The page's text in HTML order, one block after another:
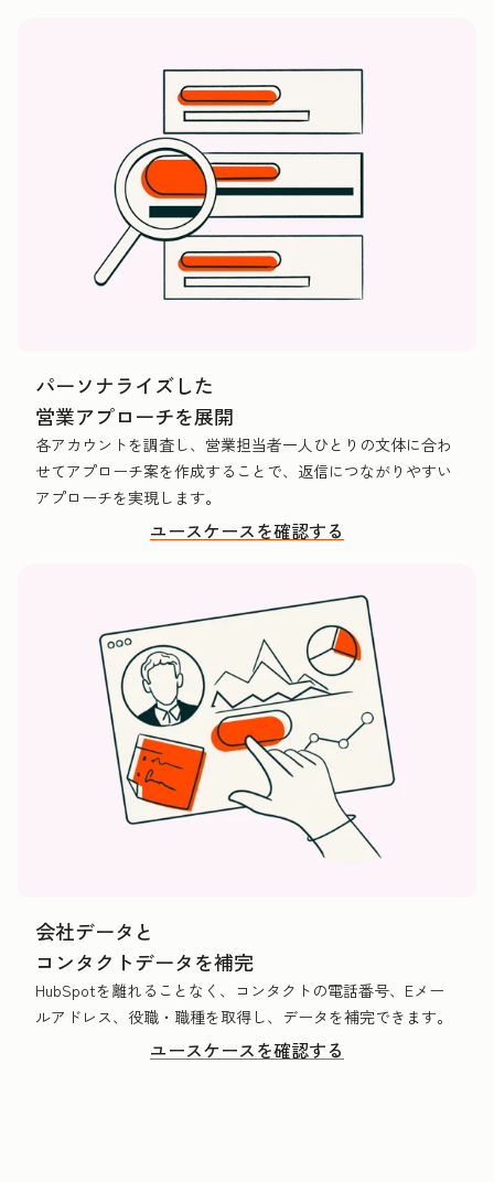
パーソナライズした
営業アプローチを展開
各アカウントを調査し、営業担当者一人ひとりの文体に合わ
せてアプローチ案を作成することで、返信につながりやすい
アプローチを実現します。
ユースケースを確認する
会社データと
コンタクトデータを補完
HubSpotを離れることなく、コンタクトの電話番号、Eメー
ルアドレス、役職・職種を取得し、データを補完できます。
ユースケースを確認する